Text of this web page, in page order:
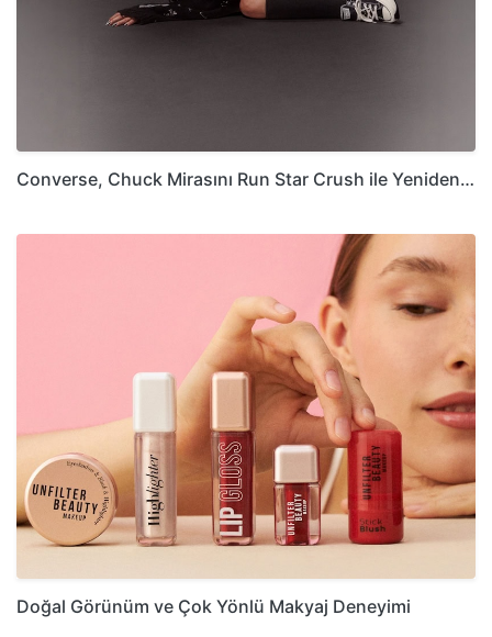
Converse, Chuck Mirasını Run Star Crush ile Yeniden…
Doğal Görünüm ve Çok Yönlü Makyaj Deneyimi